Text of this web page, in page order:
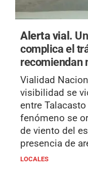
Alerta vial.
complica el
recomiendan
Vialidad
visibilidad se
entre Talacasto
fenómeno se
de viento del
presencia de
LOCALES